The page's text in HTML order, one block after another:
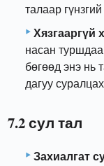
талаар
Хязгааргүй
насан
бөгөөд энэ нь
дагуу
7.2 сул тал
Захиалгат